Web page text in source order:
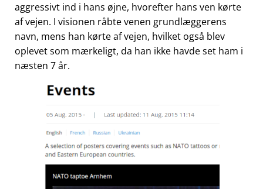
aggressivt ind i hans øjne, hvorefter hans ven kørte
af vejen. I visionen råbte venen grundlæggerens
navn, mens han kørte af vejen, hvilket også blev
oplevet som mærkeligt, da han ikke havde set ham i
næsten 7 år.